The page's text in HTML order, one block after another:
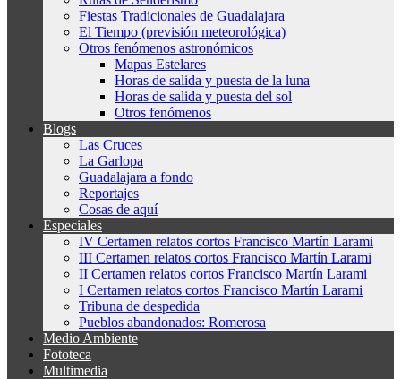
Fiestas Tradicionales de Guadalajara
El Tiempo (previsión meteorológica)
Otros fenómenos astronómicos
Mapas Estelares
Horas de salida y puesta de la luna
Horas de salida y puesta del sol
Otros fenómenos
Blogs
Las Cruces
La Garlopa
Guadalajara a fondo
Reportajes
Cosas de aquí
Especiales
IV Certamen relatos cortos Francisco Martín Larami
III Certamen relatos cortos Francisco Martín Larami
II Certamen relatos cortos Francisco Martín Larami
I Certamen relatos cortos Francisco Martín Larami
Tribuna de despedida
Pueblos abandonados: Romerosa
Medio Ambiente
Fototeca
Multimedia